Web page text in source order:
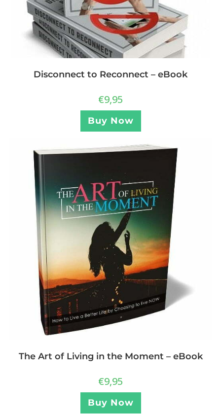
Disconnect to Reconnect – eBook
€9,95
Buy Now
The Art of Living in the Moment – eBook
€9,95
Buy Now